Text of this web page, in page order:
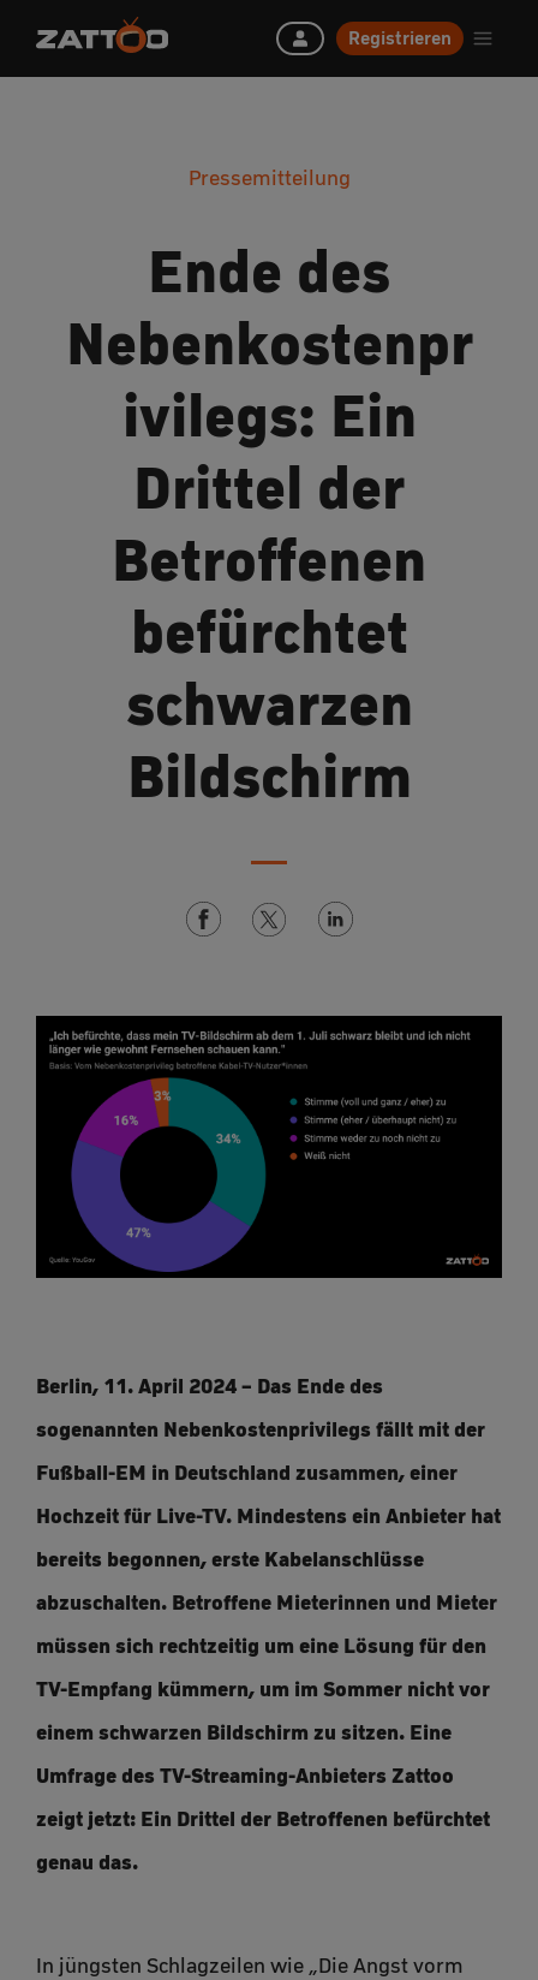
Registrieren
Pressemitteilung
Ende des
Nebenkostenpr
ivilegs: Ein
Drittel der
Betroffenen
befürchtet
schwarzen
Bildschirm
Berlin, 11. April 2024 – Das Ende des
sogenannten Nebenkostenprivilegs fällt mit der
Fußball-EM in Deutschland zusammen, einer
Hochzeit für Live-TV. Mindestens ein Anbieter hat
bereits begonnen, erste Kabelanschlüsse
abzuschalten. Betroffene Mieterinnen und Mieter
müssen sich rechtzeitig um eine Lösung für den
TV-Empfang kümmern, um im Sommer nicht vor
einem schwarzen Bildschirm zu sitzen. Eine
Umfrage des TV-Streaming-Anbieters Zattoo
zeigt jetzt: Ein Drittel der Betroffenen befürchtet
genau das.
In jüngsten Schlagzeilen wie „Die Angst vorm